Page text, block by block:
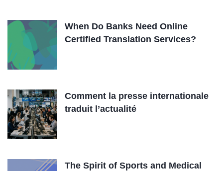
When Do Banks Need Online
Certified Translation Services?
Comment la presse internationale
traduit l’actualité
The Spirit of Sports and Medical